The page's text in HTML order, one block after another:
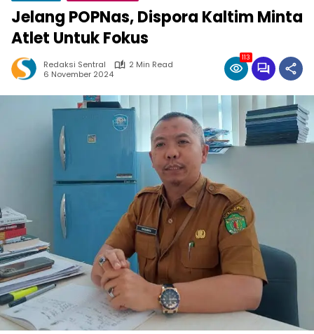
Jelang POPNas, Dispora Kaltim Minta
Atlet Untuk Fokus
Redaksi Sentral
2 Min Read
6 November 2024
113